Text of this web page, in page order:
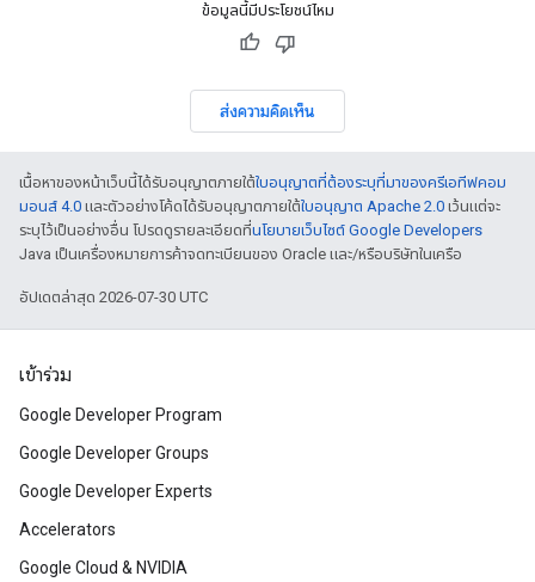
ข้อมูลนี้มีประโยชน์ไหม
ส่งความคิดเห็น
เนื้อหาของหน้าเว็บนี้ได้รับอนุญาตภายใต้ใบอนุญาตที่ต้องระบุที่มาของครีเอทีฟคอม
มอนส์ 4.0 และตัวอย่างโค้ดได้รับอนุญาตภายใต้ใบอนุญาต Apache 2.0 เว้นแต่จะ
ระบุไว้เป็นอย่างอื่น โปรดดูรายละเอียดที่นโยบายเว็บไซต์ Google Developers
Java เป็นเครื่องหมายการค้าจดทะเบียนของ Oracle และ/หรือบริษัทในเครือ
อัปเดตล่าสุด 2026-07-30 UTC
เข้าร่วม
Google Developer Program
Google Developer Groups
Google Developer Experts
Accelerators
Google Cloud & NVIDIA